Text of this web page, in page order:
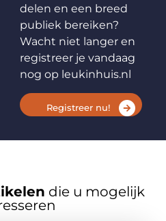
delen en een breed
publiek bereiken?
Wacht niet langer en
registreer je vandaag
nog op leukinhuis.nl
Registreer nu!
die u mogelijk